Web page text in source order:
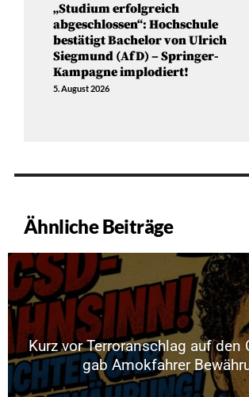
„Studium erfolgreich
abgeschlossen“: Hochschule
bestätigt Bachelor von Ulrich
Siegmund (AfD) – Springer-
Kampagne implodiert!
5. August 2026
Ähnliche Beiträge
Kurz vor Terroranschlag auf den
gab Amokfahrer